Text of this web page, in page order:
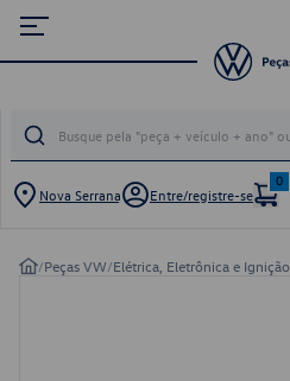
Nova Serrana Entre/registre-se
0
/Peças VW/Elétrica, Eletrônica e Ignição